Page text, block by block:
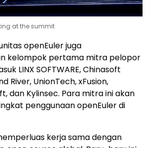
at the summit
openEuler juga
kelompok pertama mitra pelopor
LINX SOFTWARE, Chinasoft
River, UnionTech, xFusion,
dan Kylinsec. Para mitra ini akan
penggunaan openEuler di
kerja sama dengan